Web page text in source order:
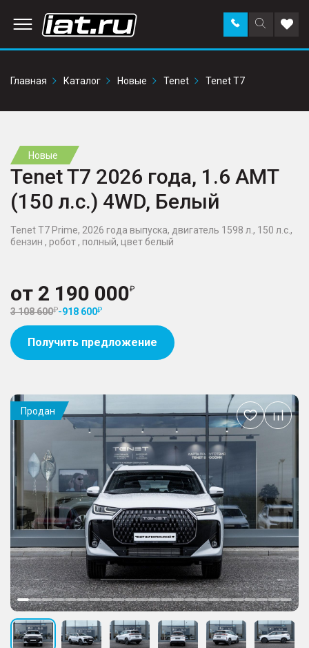
Поиск
по
Заказать
звонок в
Главная
Каталог Новые Tenet Tenet T7
Новые
Tenet T7 2026 года, 1.6 AMT
(150 л.с.) 4WD, Белый
Tenet T7 Prime, 2026 года выпуска, двигатель 1598 л., 150 л.с.,
бензин , робот , полный, цвет белый
от 2 190 000
3 108 600 -918 600
Получить предложение
Продан
Добавить
в
избранное